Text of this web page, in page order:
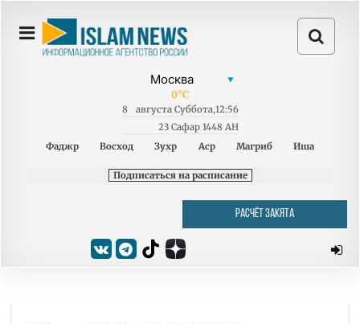
0°C
8 августа Суббота,12:56
23 Сафар 1448 AH
Фаджр
Восход Зухр Аср Магриб Иша
Подписаться на расписание
РАСЧЁТ ЗАКЯТА